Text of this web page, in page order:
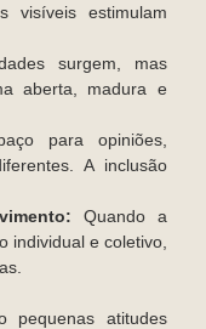
visíveis estimulam
surgem, mas
aberta, madura e
para opiniões,
A inclusão
Quando a
individual e coletivo,
pequenas atitudes